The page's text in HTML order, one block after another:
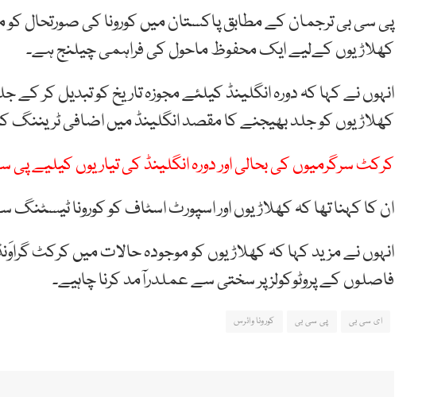
پی سی بی ترجمان کے مطابق پاکستان میں کورونا کی صورتحال کو
کھلاڑیوں کےلیے ایک محفوظ ماحول کی فراہمی چیلنج ہے۔
انہوں نے کہا کہ دورہ انگلینڈ کیلئے مجوزہ تاریخ کو تبدیل کر
کھلاڑیوں کو جلد بھیجنے کا مقصد انگلینڈ میں اضافی ٹریننگ
کرکٹ سرگرمیوں کی بحالی اور دورہ انگلینڈ کی تیاریوں کیلیے
ان کا کہنا تھا کہ کھلاڑیوں اور اسپورٹ اسٹاف کو کورونا
انہوں نے مزید کہا کہ کھلاڑیوں کو موجودہ حالات میں کرکٹ
فاصلوں کے پروٹوکولز پر سختی سے عملدرآمد کرنا چاہیے۔
ای سی بی پی سی بی کورونا وائرس